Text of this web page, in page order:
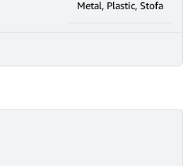
Metal, Plastic, Stofa